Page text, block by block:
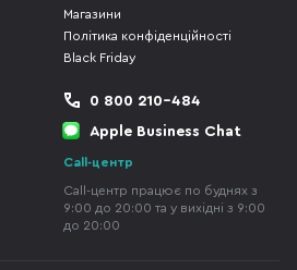
Магазини
Політика конфіденційності
Black Friday
0 800 210-484
Apple Business Chat
Call-центр
Call-центр працює по буднях з
9:00 до 20:00 та у вихідні з 9:00
до 20:00